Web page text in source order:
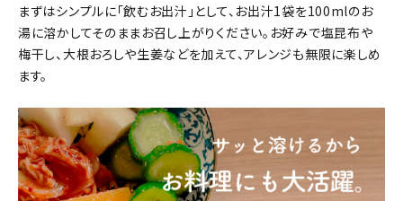
まずはシンプルに「飲むお出汁」として、お出汁1袋を100mlのお
湯に溶かしてそのままお召し上がりください。お好みで塩昆布や
梅干し、大根おろしや生姜などを加えて、アレンジも無限に楽しめ
ます。